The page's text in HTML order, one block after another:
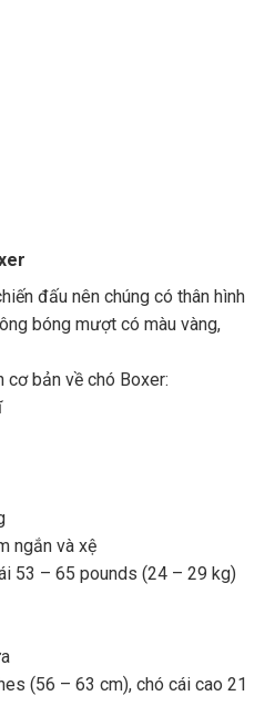
đấu nên chúng có thân hình
bóng mượt có màu vàng,
bản về chó Boxer:
ngắn và xệ
53 – 65 pounds (24 – 29 kg)
(56 – 63 cm), chó cái cao 21